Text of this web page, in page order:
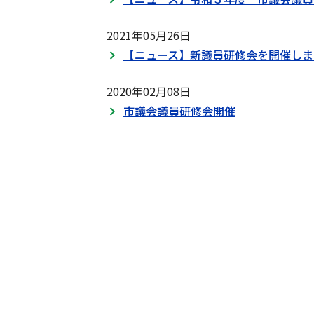
2021年05月26日
【ニュース】新議員研修会を開催し
2020年02月08日
市議会議員研修会開催